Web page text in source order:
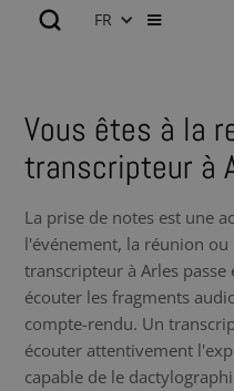
FR
Vous êtes à la
transcripteur à
La prise de notes est une
l'événement, la réunion ou
transcripteur à Arles passe
écouter les fragments
compte-rendu. Un
écouter attentivement
capable de le